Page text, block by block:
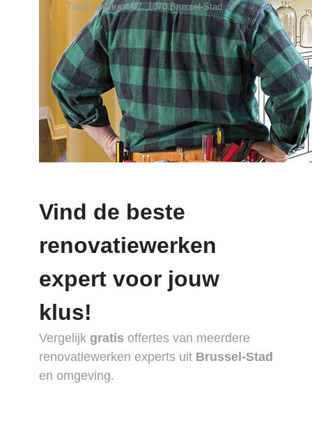
Transvaalstraat 47, 1070 Brussel-Stad
Vind de beste
renovatiewerken
expert voor jouw
klus!
Vergelijk gratis offertes van meerdere
renovatiewerken experts uit Brussel-Stad
en omgeving.